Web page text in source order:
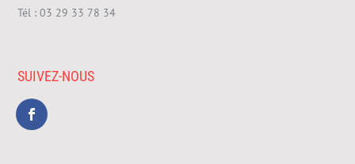
Tél :03 29 33 78 34
SUIVEZ-NOUS